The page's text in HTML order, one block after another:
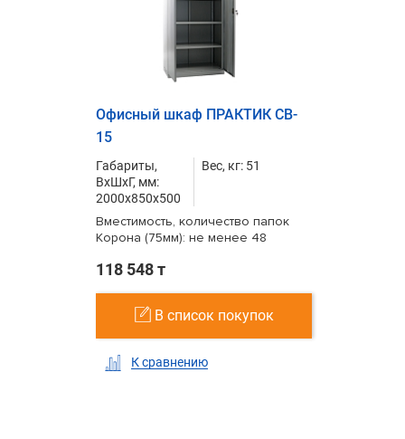
Офисный шкаф ПРАКТИК CB-
15
Габариты,
ВxШxГ, мм:
2000x850x500
Вес, кг: 51
Вместимость, количество папок
Корона (75мм): не менее 48
118 548 т
В список покупок
К сравнению